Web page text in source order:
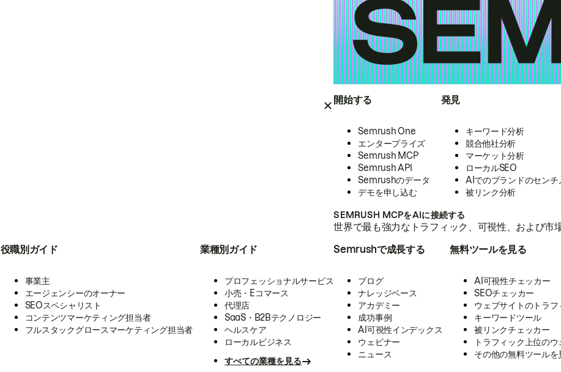
開始する
Semrush One
エンタープライズ
Semrush MCP
Semrush API
Semrushのデータ
デモを申し込む
発見
キーワード分析
競合他社分析
マーケット分析
ローカルSEO
AIでのブランドのセンチ
被リンク分析
SEMRUSH MCPをAIに接続する
世界で最も強力なトラフィック、可視性、および
役職別ガイド
事業主
エージェンシーのオーナー
SEOスペシャリスト
コンテンツマーケティング担当者
フルスタックグロースマーケティング担当者
業種別ガイド
プロフェッショナルサービス
小売・Eコマース
代理店
SaaS・B2Bテクノロジー
ヘルスケア
ローカルビジネス
すべての業種を見る
Semrushで成長する
ブログ
ナレッジベース
アカデミー
成功事例
AI可視性インデックス
ウェビナー
ニュース
無料ツールを見る
AI可視性チェッカー
SEOチェッカー
ウェブサイトのトラ
キーワードツール
被リンクチェッカー
トラフィック上位の
その他の無料ツールを